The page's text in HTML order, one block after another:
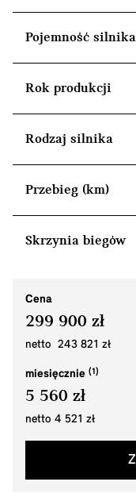
Pojemność silnika
Rok produkcji
Rodzaj silnika
Przebieg (km)
Skrzynia biegów
Cena
299 900 zł
netto 243 821 zł
miesięcznie
5 560 zł
netto 4 521 zł